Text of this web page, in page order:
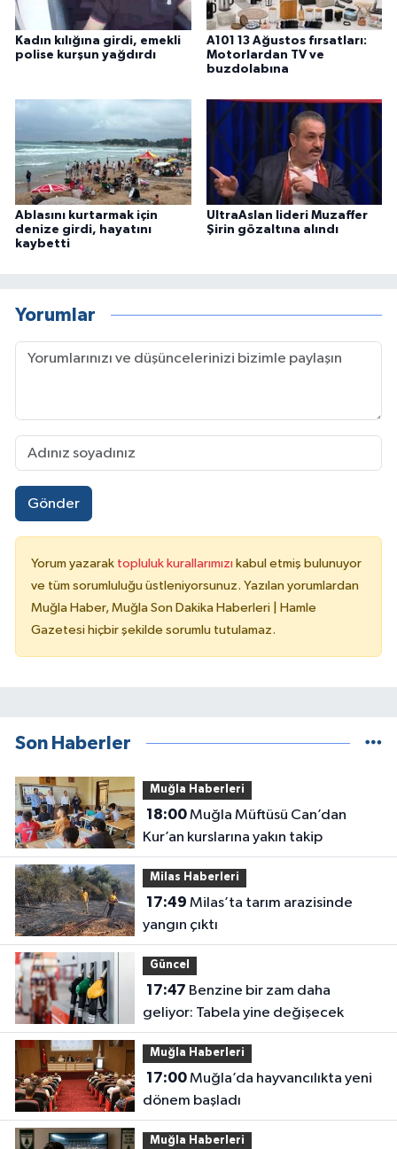
Kadın kılığına girdi, emekli
polise kurşun yağdırdı
A101 13 Ağustos fırsatları:
Motorlardan TV ve
buzdolabına
Ablasını kurtarmak için
denize girdi, hayatını
kaybetti
UltraAslan lideri Muzaffer
Şirin gözaltına alındı
Yorumlar
Gönder
Yorum yazarak topluluk kurallarımızı kabul etmiş bulunuyor
ve tüm sorumluluğu üstleniyorsunuz. Yazılan yorumlardan
Muğla Haber, Muğla Son Dakika Haberleri | Hamle
Gazetesi hiçbir şekilde sorumlu tutulamaz.
Son Haberler
Muğla Haberleri
18:00Muğla Müftüsü Can’dan
Kur’an kurslarına yakın takip
Milas Haberleri
17:49
yangın çıktı
Güncel
17:47
geliyor: Tabela yine değişecek
Muğla Haberleri
17:00Muğla’da hayvancılıkta yeni
dönem başladı
Muğla Haberleri